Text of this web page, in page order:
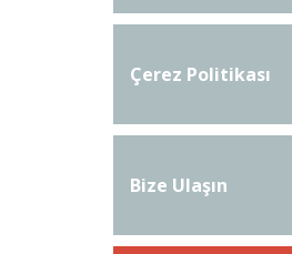
Ve İmha Prosedürü
Çerez Politikası
Bize Ulaşın